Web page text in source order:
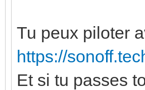
Tu peux piloter
https://
Et si tu passes